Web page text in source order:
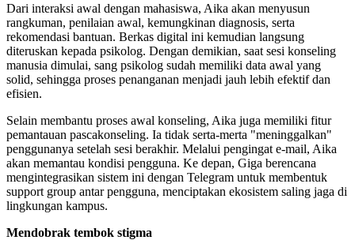
Dari interaksi awal dengan mahasiswa, Aika akan menyusun
rangkuman, penilaian awal, kemungkinan diagnosis, serta
rekomendasi bantuan. Berkas digital ini kemudian langsung
diteruskan kepada psikolog. Dengan demikian, saat sesi konseling
manusia dimulai, sang psikolog sudah memiliki data awal yang
solid, sehingga proses penanganan menjadi jauh lebih efektif dan
efisien.
Selain membantu proses awal konseling, Aika juga memiliki fitur
pemantauan pascakonseling. Ia tidak serta-merta "meninggalkan"
penggunanya setelah sesi berakhir. Melalui pengingat e-mail, Aika
akan memantau kondisi pengguna. Ke depan, Giga berencana
mengintegrasikan sistem ini dengan Telegram untuk membentuk
support group antar pengguna, menciptakan ekosistem saling jaga di
lingkungan kampus.
Mendobrak tembok stigma